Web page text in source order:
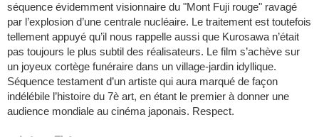
séquence évidemment visionnaire du "Mont Fuji rouge" ravagé
par l’explosion d’une centrale nucléaire. Le traitement est toutefois
tellement appuyé qu’il nous rappelle aussi que Kurosawa n’était
pas toujours le plus subtil des réalisateurs. Le film s’achève sur
un joyeux cortège funéraire dans un village-jardin idyllique.
Séquence testament d’un artiste qui aura marqué de façon
indélébile l’histoire du 7è art, en étant le premier à donner une
audience mondiale au cinéma japonais. Respect.